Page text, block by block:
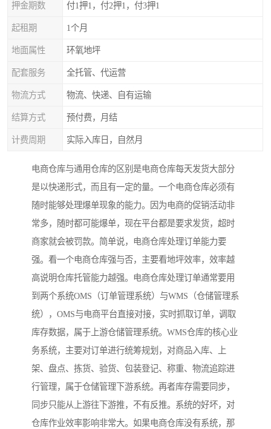
押金期数 付1押1，付2押1，付3押1
起租期 1个月
地面属性 环氧地坪
配套服务 全托管、代运营
物流方式 物流、快递、自有运输
结算方式 预付费，月结
计费周期 实际入库日，自然月
电商仓库与通用仓库的区别是电商仓库每天发货大部分
是以快递形式，而且有一定的量。一个电商仓库必须有
随时能够处理爆单现象的能力。因为电商的促销活动非
常多，随时都可能爆单，现在平台都是要求发货，超时
商家就会被罚款。简单说，电商仓库处理订单能力要
强。看一个电商仓库强与否，主要看地坪效率，效率越
高说明仓库托管能力越强。电商仓库处理订单通常要用
到两个系统OMS（订单管理系统）与WMS（仓储管理系
统），OMS与电商平台直接对接，实时抓取订单，调取
库存数据，属于上游仓储管理系统。WMS仓库的核心业
务系统，主要对订单进行统筹规划，对商品入库、上
架、盘点、拣货、验货、包装登记、称重、物流追踪进
行管理，属于仓储管理下游系统。再者库存需要同步，
同步只能从上游往下游推，不有反推。系统的好坏，对
仓库作业效率影响非常大。如果电商仓库没有系统，那